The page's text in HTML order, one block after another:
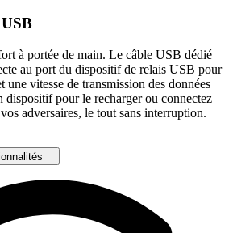
à portée de main. Le câble USB dédié
au port du dispositif de relais USB pour
une vitesse de transmission des données
dispositif pour le recharger ou connectez
adversaires, le tout sans interruption.